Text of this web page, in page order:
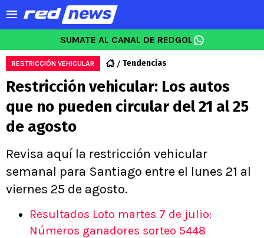
SUMATE AL CANAL DE REDGOL
RESTRICCIÓN VEHICULAR Tendencias
Restricción vehicular: Los autos
que no pueden circular del 21 al 25
de agosto
Revisa aquí la restricción vehicular
semanal para Santiago entre el lunes 21 al
viernes 25 de agosto.
Resultados Loto martes 7 de julio:
Números ganadores sorteo 5448